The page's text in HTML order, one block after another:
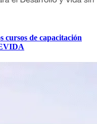
cursos de capacitación